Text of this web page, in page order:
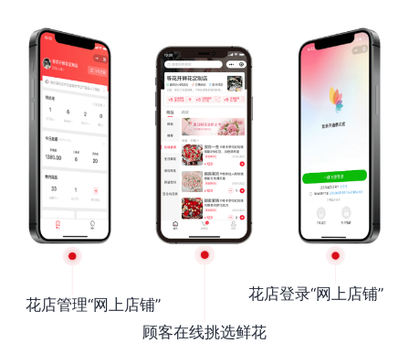
花店管理“网上店铺”
顾客在线挑选鲜花
花店登录“网上店铺”